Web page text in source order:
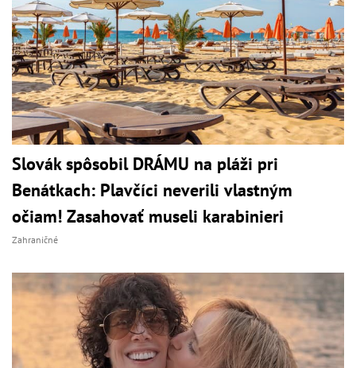
Slovák spôsobil DRÁMU na pláži pri
Benátkach: Plavčíci neverili vlastným
očiam! Zasahovať museli karabinieri
Zahraničné